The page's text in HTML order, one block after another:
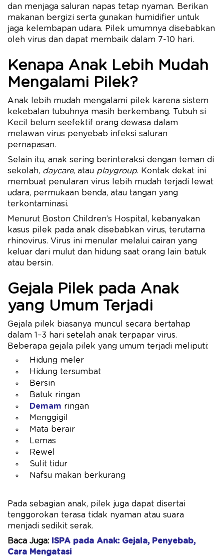
dan menjaga saluran napas tetap nyaman. Berikan
makanan bergizi serta gunakan humidifier untuk
jaga kelembapan udara. Pilek umumnya disebabkan
oleh virus dan dapat membaik dalam 7-10 hari.
Kenapa Anak Lebih Mudah
Mengalami Pilek?
Anak lebih mudah mengalami pilek karena sistem
kekebalan tubuhnya masih berkembang. Tubuh si
Kecil belum seefektif orang dewasa dalam
melawan virus penyebab infeksi saluran
pernapasan.
Selain itu, anak sering berinteraksi dengan teman di
sekolah, daycare, atau playgroup. Kontak dekat ini
membuat penularan virus lebih mudah terjadi lewat
udara, permukaan benda, atau tangan yang
terkontaminasi.
Menurut Boston Children’s Hospital, kebanyakan
kasus pilek pada anak disebabkan virus, terutama
rhinovirus. Virus ini menular melalui cairan yang
keluar dari mulut dan hidung saat orang lain batuk
atau bersin.
Gejala Pilek pada Anak
yang Umum Terjadi
Gejala pilek biasanya muncul secara bertahap
dalam 1–3 hari setelah anak terpapar virus.
Beberapa gejala pilek yang umum terjadi meliputi:
Hidung meler
Hidung tersumbat
Bersin
Batuk ringan
Demam ringan
Menggigil
Mata berair
Lemas
Rewel
Sulit tidur
Nafsu makan berkurang
Pada sebagian anak, pilek juga dapat disertai
tenggorokan terasa tidak nyaman atau suara
menjadi sedikit serak.
Baca Juga:
ISPA pada Anak: Gejala, Penyebab,
Cara Mengatasi